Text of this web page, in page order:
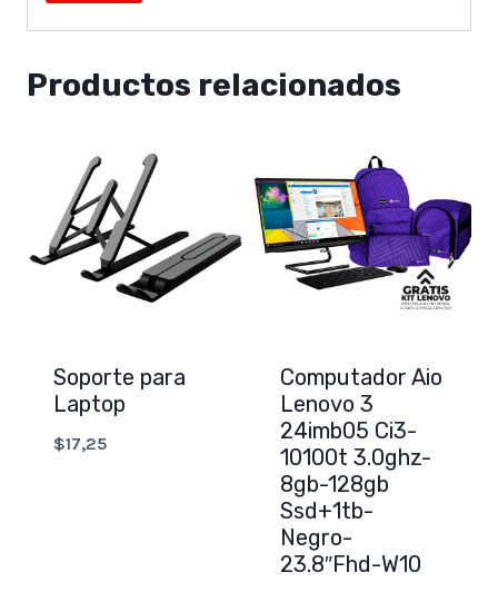
Productos relacionados
Soporte para
Laptop
$17,25
Computador Aio
Lenovo 3
24imb05 Ci3-
10100t 3.0ghz-
8gb-128gb
Ssd+1tb-
Negro-
23.8″Fhd-W10